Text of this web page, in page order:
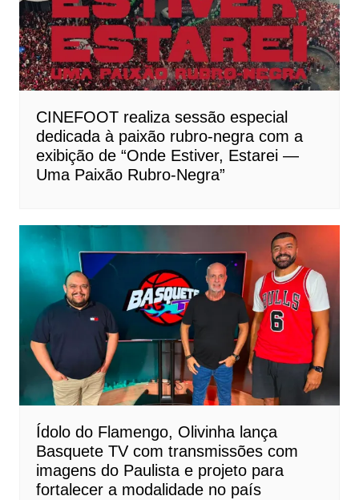
CINEFOOT realiza sessão especial
dedicada à paixão rubro-negra com a
exibição de “Onde Estiver, Estarei —
Uma Paixão Rubro-Negra”
Ídolo do Flamengo, Olivinha lança
Basquete TV com transmissões com
imagens do Paulista e projeto para
fortalecer a modalidade no país